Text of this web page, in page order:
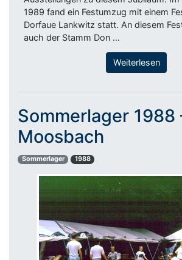
1989 fand ein Festumzug mit einem
Dorfaue Lankwitz statt. An diesem
auch der Stamm Don …
Weiterlesen
Sommerlager 1988
Moosbach
Sommerlager 1988